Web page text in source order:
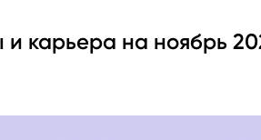
карьера на ноябрь